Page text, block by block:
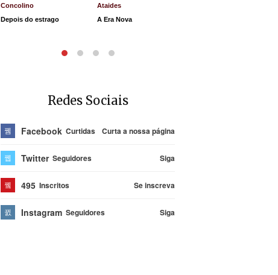
Concolino
Depois do estrago
Ataides
A Era Nova
Redes Sociais
Facebook Curtidas Curta a nossa página
Twitter Seguidores Siga
495 Inscritos Se inscreva
Instagram Seguidores Siga